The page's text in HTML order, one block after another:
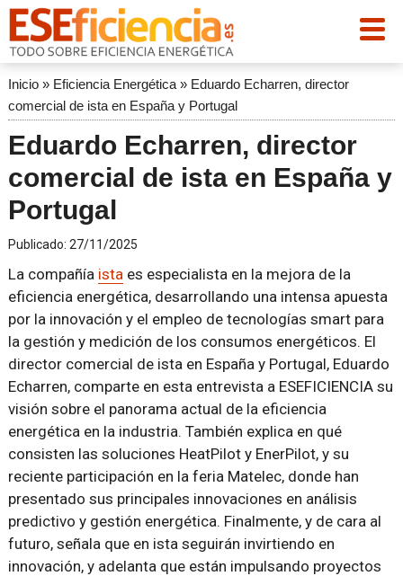
Inicio» Eficiencia Energética» Eduardo Echarren, director
comercial de ista en España y Portugal
Eduardo Echarren, director
comercial de ista en España y
Portugal
Publicado: 27/11/2025
La compañía istaes especialista en la mejora de la
eficiencia energética, desarrollando una intensa apuesta
por la innovación y el empleo de tecnologías smart para
la gestión y medición de los consumos energéticos. El
director comercial de ista en España y Portugal, Eduardo
Echarren, comparte en esta entrevista a ESEFICIENCIA su
visión sobre el panorama actual de la eficiencia
energética en la industria. También explica en qué
consisten las soluciones HeatPilot y EnerPilot, y su
reciente participación en la feria Matelec, donde han
presentado sus principales innovaciones en análisis
predictivo y gestión energética. Finalmente, y de cara al
futuro, señala que en ista seguirán invirtiendo en
innovación, y adelanta que están impulsando proyectos